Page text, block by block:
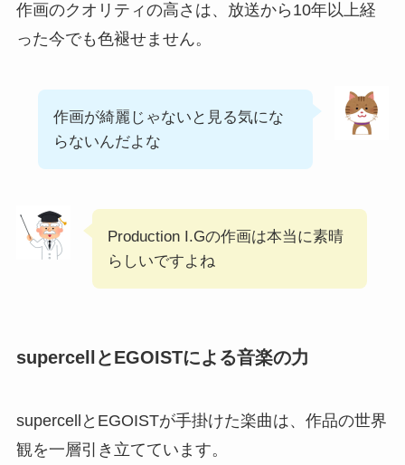
作画のクオリティの高さは、放送から10年以上経
った今でも色褪せません。
作画が綺麗じゃないと見る気にな
らないんだよな
Production I.Gの作画は本当に素晴
らしいですよね
supercellとEGOISTによる音楽の力
supercellとEGOISTが手掛けた楽曲は、作品の世界
観を一層引き立てています。